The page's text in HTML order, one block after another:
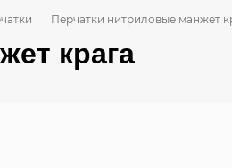
Перчатки нитриловые манжет
крага